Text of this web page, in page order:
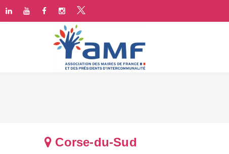
Corse-du-Sud